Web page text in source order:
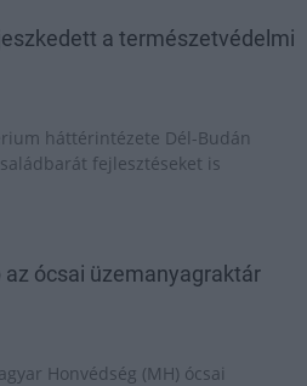
a természetvédelmi
háttérintézete Dél-Budán
fejlesztéseket is
ócsai üzemanyagraktár
Honvédség (MH) ócsai